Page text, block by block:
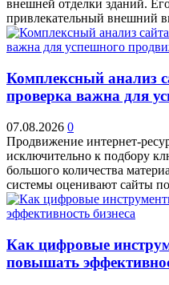
внешней отделки зданий.
привлекательный внешний
Комплексный анализ
проверка важна для
07.08.2026 0
Продвижение интернет-
исключительно к подбору
большого количества
системы оценивают сайты
Как цифровые
повышать